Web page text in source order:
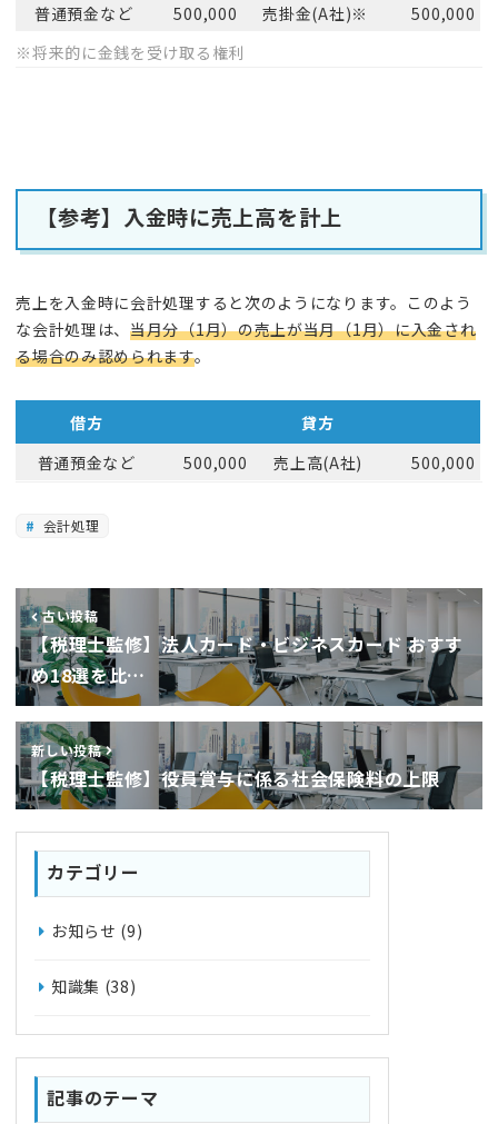
普通預金など
500,000 売掛金(A社)※
500,000
※将来的に金銭を受け取る権利
【参考】 入金時に売上高を計上
売上を入金時に会計処理すると次のようになります。このよう
な会計処理は、当月分（1月）の売上が当月（1月）に入金され
る場合のみ認められます。
借方
貸方
普通預金など
500,000 売上高(A社) 500,000
会計処理
古い投稿
【税理士監修】法人カード・ビジネスカード おすす
め18選を比…
新しい投稿
【税理士監修】役員賞与に係る社会保険料の上限
カテゴリー
お知らせ (9)
知識集 (38)
記事のテーマ